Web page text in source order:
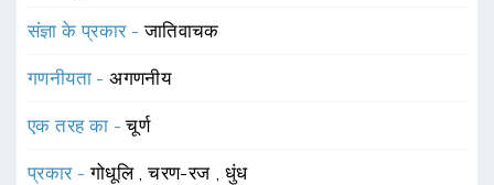
संज्ञा के प्रकार -जातिवाचक
गणनीयता -अगणनीय
एक तरह का -चूर्ण
प्रकार -गोधूलि ,चरण-रज धुंध